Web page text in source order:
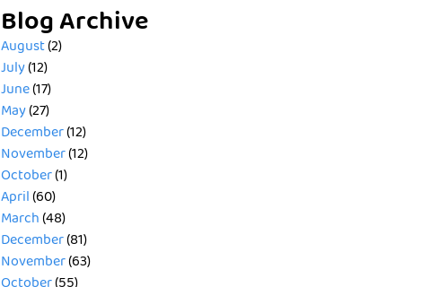
Blog Archive
August(2)
July(12)
June(17)
May(27)
December(12)
November(12)
October(1)
April(60)
March(48)
December(81)
November(63)